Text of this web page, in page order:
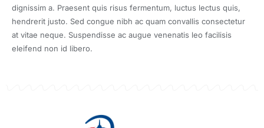
dignissim a. Praesent quis risus fermentum, luctus lectus quis,
hendrerit justo. Sed congue nibh ac quam convallis consectetur
at vitae neque. Suspendisse ac augue venenatis leo facilisis
eleifend non id libero.